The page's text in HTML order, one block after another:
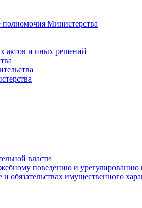
Министерства
актов и иных решений
власти
поведению и урегулированию
обязательствах имущественного